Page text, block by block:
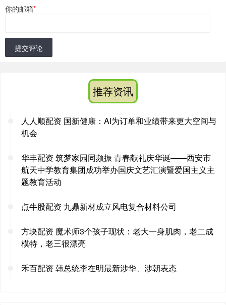
你的邮箱*
提交评论
推荐资讯
人人顺配资 国新健康：AI为订单和业绩带来更大空间与
机会
华丰配资 筑梦家园同频振 青春献礼庆华诞——西安市
航天中学教育集团成功举办国庆文艺汇演暨爱国主义主
题教育活动
点牛股配资 九鼎新材成立风电复合材料公司
方块配资 魔术师3个孩子现状：老大一身肌肉，老二成
模特，老三很漂亮
禾百配资 韩总统李在明最新涉华、涉朝表态